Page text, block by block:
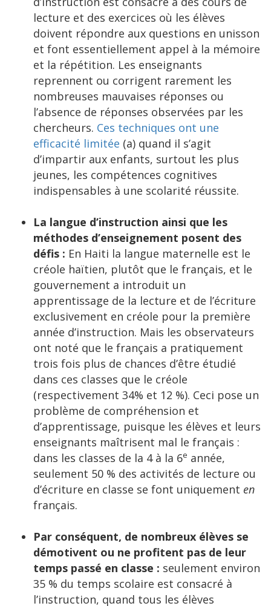
lecture et des exercices où les élèves
doivent répondre aux questions en unisson
et font essentiellement appel à la mémoire
et la répétition. Les enseignants
reprennent ou corrigent rarement les
nombreuses mauvaises réponses ou
l’absence de réponses observées par les
chercheurs. Ces techniques ont une
efficacité limitée (a) quand il s’agit
d’impartir aux enfants, surtout les plus
jeunes, les compétences cognitives
indispensables à une scolarité réussite.
La langue d’instruction ainsi que les
méthodes d’enseignement posent des
défis : En Haiti la langue maternelle est le
créole haïtien, plutôt que le français, et le
gouvernement a introduit un
apprentissage de la lecture et de l’écriture
exclusivement en créole pour la première
année d’instruction. Mais les observateurs
ont noté que le français a pratiquement
trois fois plus de chances d’être étudié
dans ces classes que le créole
(respectivement 34% et 12 %). Ceci pose un
problème de compréhension et
d’apprentissage, puisque les élèves et leurs
enseignants maîtrisent mal le français :
dans les classes de la 4 à la 6e année,
seulement 50 % des activités de lecture ou
d’écriture en classe se font uniquement en
français.
Par conséquent, de nombreux élèves se
démotivent ou ne profitent pas de leur
temps passé en classe : seulement environ
35 % du temps scolaire est consacré à
l’instruction, quand tous les élèves